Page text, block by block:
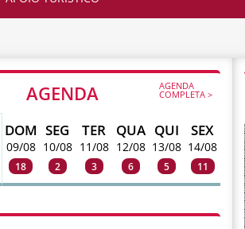
AGENDA AGENDA
COMPLETA >
DOM
09/08
18
SEG
10/08
2
TER
11/08
3
QUA
12/08
6
QUI
13/08
5
SEX
14/08
11